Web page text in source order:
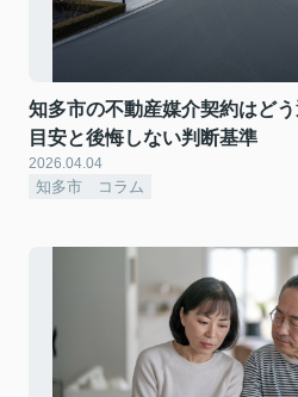
知多市の不動産媒介契約はど
目安と後悔しない判断基準
2026.04.04
知多市 コラム